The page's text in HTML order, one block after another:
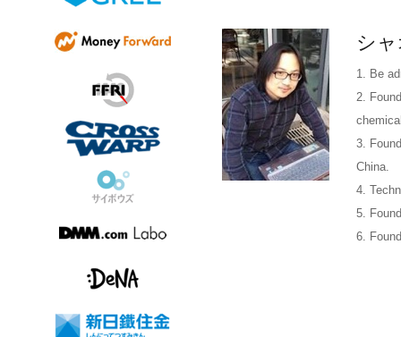
シ
1. Be
2.
3.
China.
4.
5.
6.